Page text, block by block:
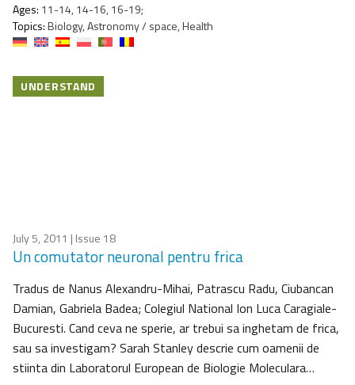
Ages: 11-14, 14-16, 16-19;
Topics:Biology, Astronomy / space, Health
UNDERSTAND
July 5, 2011 | Issue 18
Un comutator neuronal pentru frica
Tradus de Nanus Alexandru-Mihai, Patrascu Radu, Ciubancan
Damian, Gabriela Badea; Colegiul National Ion Luca Caragiale-
Bucuresti. Cand ceva ne sperie, ar trebui sa inghetam de frica,
sau sa investigam? Sarah Stanley descrie cum oamenii de
stiinta din Laboratorul European de Biologie Moleculara…